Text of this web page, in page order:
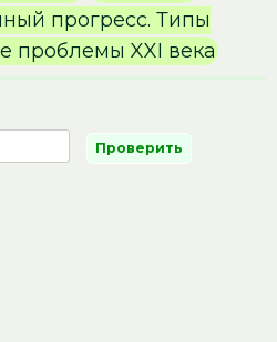
прогресс. Типы
проблемы XXI века